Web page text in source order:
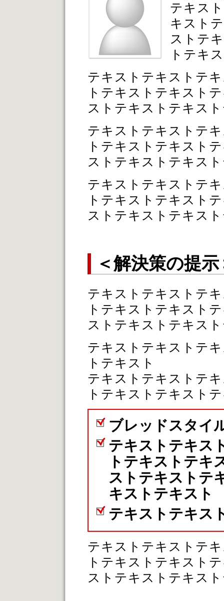
テキス
キスト
ストテ
トテキ
テキストテキストテ
トテキストテキスト
ストテキストテキス
テキストテキストテ
トテキストテキスト
ストテキストテキス
テキストテキストテ
トテキストテキスト
ストテキストテキス
＜解決策の提
テキストテキストテ
トテキストテキスト
ストテキストテキス
テキストテキストテ
トテキスト
テキストテキストテ
トテキストテキスト
ブレッドスタイ
テキストテキス
トテキストテキ
ストテキストテ
キストテキスト
テキストテキス
テキストテキストテ
トテキストテキスト
ストテキストテキス